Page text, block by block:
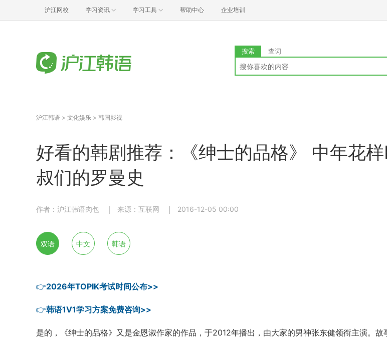
沪江网校 学习资讯 学习工具 帮助中心 企业培训
搜索 查词
沪江韩语 > 文化娱乐 > 韩国影视
好看的韩剧推荐：《绅士的品格》 中年花
叔们的罗曼史
作者：沪江韩语肉包 来源：互联网 2016-12-05 00:00
双语 中文 韩语
👉2026年TOPIK考试时间公布>>
👉韩语1V1学习方案免费咨询>>
是的，《绅士的品格》又是金恩淑作家的作品，于2012年播出，由大家的男神张东健领衔主演。故